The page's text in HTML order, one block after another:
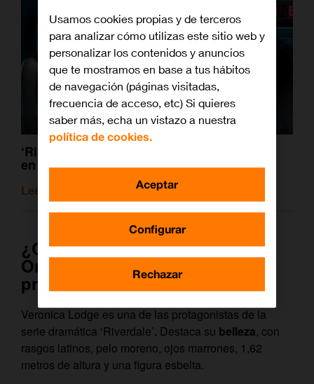
‘Riverdale’, para zampártela con palomitas
en una tarde
Leer artículo relacionado
¿Quién es Veronica Lodge?
Orígenes e historia de la
protagonista de ‘Riverdale’
Veronica Lodge es una de las protagonistas de la
serie dramática ‘Riverdale’. Destaca su belleza, con
rasgos latinos, pelo moreno, ojos marrones, 1,62
metros de altura y una figura esbelta.
Usamos cookies propias y de terceros
para analizar cómo utilizas este sitio web y
personalizar los contenidos y anuncios
que te mostramos en base a tus hábitos
de navegación (páginas visitadas,
frecuencia de acceso, etc) Si quieres
saber más, echa un vistazo a nuestra
política de cookies.
Configurar
Rechazar
Aceptar